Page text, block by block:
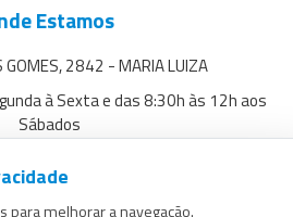
Estamos
GOMES, 2842 - MARIA LUIZA
à Sexta e das 8:30h às 12h aos
Sábados
para melhorar a navegação.